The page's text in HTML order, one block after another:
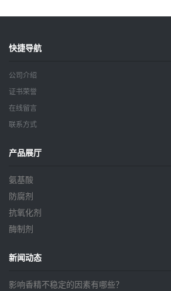
快捷导航
公司介绍
证书荣誉
在线留言
联系方式
产品展厅
氨基酸
防腐剂
抗氧化剂
酶制剂
新闻动态
影响香精不稳定的因素有哪些？